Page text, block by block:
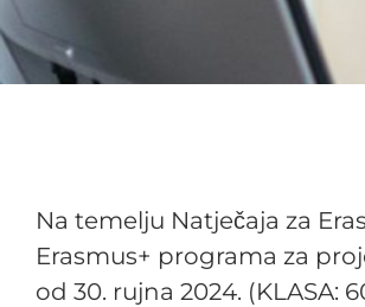
Na temelju Natječaja za
Erasmus+ programa za
od 30. rujna 2024. (KLASA: